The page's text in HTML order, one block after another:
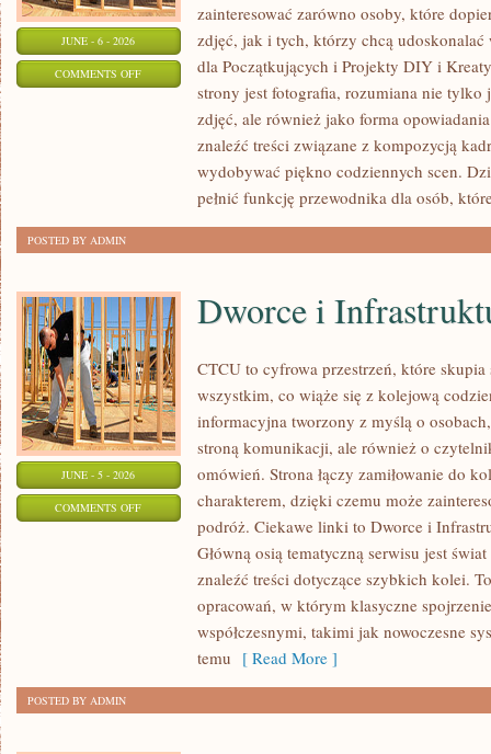
JUNE - 6 - 2026
COMMENTS OFFON
PORADNIKI
POCZĄTKUJĄCYCH
zainteresować zarówno osoby, które
zdjęć, jak i tych, którzy chcą
dla Początkujących i Projekty DIY i
strony jest fotografia, rozumiana nie
zdjęć, ale również jako forma
znaleźć treści związane z kompozycją
wydobywać piękno codziennych scen.
pełnić funkcję przewodnika dla osób,
POSTED BY ADMIN
JUNE - 5 - 2026
COMMENTS OFFON
INFRASTRUKTURA
Dworce i
CTCU to cyfrowa przestrzeń, które skupia
wszystkim, co wiąże się z kolejową
informacyjna tworzony z myślą o
stroną komunikacji, ale również o
omówień. Strona łączy zamiłowanie do
charakterem, dzięki czemu może
podróż. Ciekawe linki to Dworce i
Główną osią tematyczną serwisu jest
znaleźć treści dotyczące szybkich kolei.
opracowań, w którym klasyczne
współczesnymi, takimi jak nowoczesne
temu [ Read More ]
POSTED BY ADMIN